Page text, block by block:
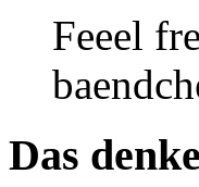
Feeel
Das